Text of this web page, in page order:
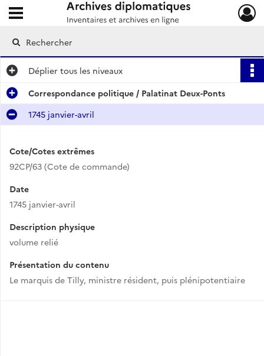
Archives diplomatiques
Ouvrir le menu déroulant
Déplier tous les niveaux
Correspondance politique / Palatinat Deux-Ponts
1745 janvier-avril
Cote/Cotes extrêmes
92CP/63 (Cote de commande)
Date
1745 janvier-avril
Description physique
volume relié
Présentation du contenu
Le marquis de Tilly, ministre résident, puis plénipotentiaire